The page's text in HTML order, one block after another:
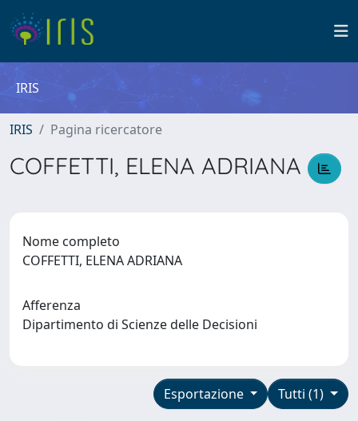
IRIS
IRIS Pagina ricercatore
COFFETTI, ELENA ADRIANA
Nome completo
COFFETTI, ELENA ADRIANA
Afferenza
Dipartimento di Scienze delle Decisioni
Tutti (1)
Esportazione